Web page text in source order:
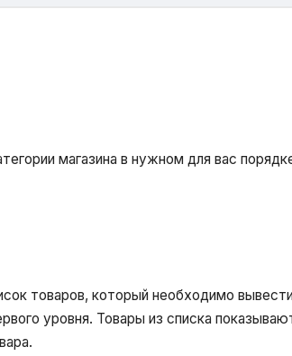
магазина в нужном для вас
товаров, который необходимо
уровня. Товары из списка